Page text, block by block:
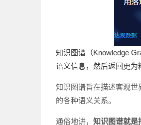
知识图谱（Knowledge
语义信息，然后返回更为
知识图谱旨在描述客观
的各种语义关系。
通俗地讲， 知识图谱就是